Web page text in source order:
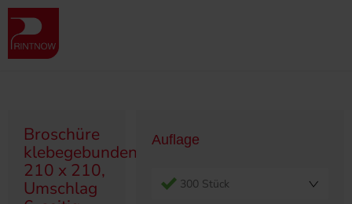
" >
Produktübersicht
Broschüre klebegebunden, 210 x 210, Umschlag 6-seitig, 280 Seiten
Inhalt
Broschüre
klebegebunden,
210 x 210,
Umschlag
Auflage
300 Stück